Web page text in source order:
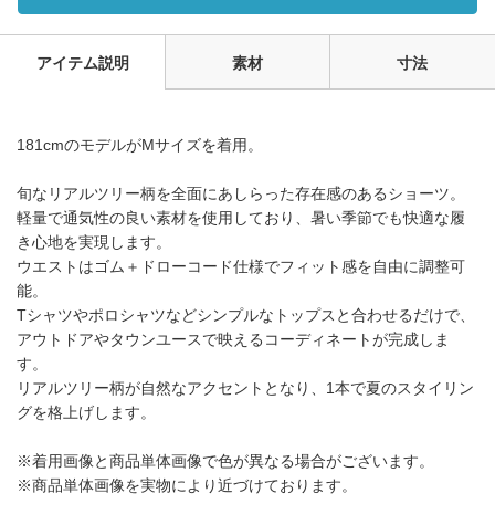
アイテム説明 素材 寸法
181cmのモデルがMサイズを着用。
旬なリアルツリー柄を全面にあしらった存在感のあるショーツ。
軽量で通気性の良い素材を使用しており、暑い季節でも快適な履
き心地を実現します。
ウエストはゴム＋ドローコード仕様でフィット感を自由に調整可
能。
Tシャツやポロシャツなどシンプルなトップスと合わせるだけで、
アウトドアやタウンユースで映えるコーディネートが完成しま
す。
リアルツリー柄が自然なアクセントとなり、1本で夏のスタイリン
グを格上げします。
※着用画像と商品単体画像で色が異なる場合がございます。
※商品単体画像を実物により近づけております。